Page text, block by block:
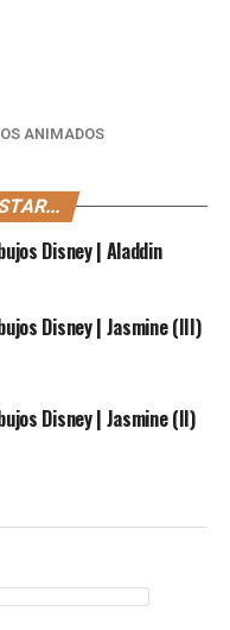
ANIMADOS
Disney | Aladdin
Disney | Jasmine (III)
Disney | Jasmine (II)